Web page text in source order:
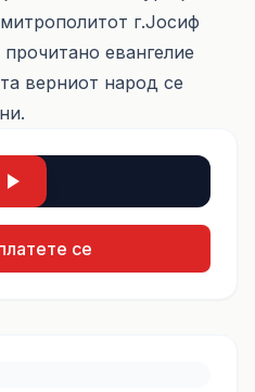
г.Јосиф
евангелие
верниот народ се
се